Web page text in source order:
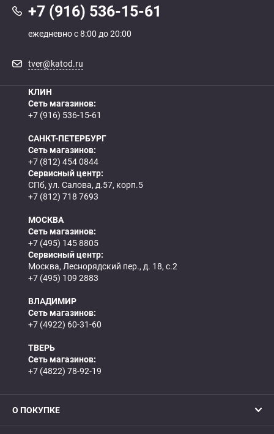
+7 (916) 536-15-61
ежедневно с 8:00 до 20:00
tver@katod.ru
КЛИН
Сеть магазинов:
+7 (916) 536-15-61
САНКТ-ПЕТЕРБУРГ
Сеть магазинов:
+7 (812) 454 0844
Сервисный центр:
СПб, ул. Салова, д.57, корп.5
+7 (812) 718 7693
МОСКВА
Сеть магазинов:
+7 (495) 145 8805
Сервисный центр:
Москва, Леснорядский пер., д. 18, с.2
+7 (495) 109 2883
ВЛАДИМИР
Сеть магазинов:
+7 (4922) 60-31-60
ТВЕРЬ
Сеть магазинов:
+7 (4822) 78-92-19
О ПОКУПКЕ